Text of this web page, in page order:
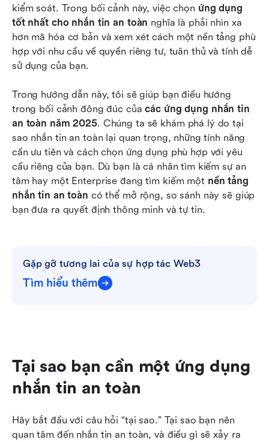
kiểm soát. Trong bối cảnh này, việc chọn ứng dụng
tốt nhất cho nhắn tin an toàn nghĩa là phải nhìn xa
hơn mã hóa cơ bản và xem xét cách một nền tảng phù
hợp với nhu cầu về quyền riêng tư, tuân thủ và tính dễ
sử dụng của bạn.
Trong hướng dẫn này, tôi sẽ giúp bạn điều hướng
trong bối cảnh đông đúc của các ứng dụng nhắn tin
an toàn năm 2025. Chúng ta sẽ khám phá lý do tại
sao nhắn tin an toàn lại quan trọng, những tính năng
cần ưu tiên và cách chọn ứng dụng phù hợp với yêu
cầu riêng của bạn. Dù bạn là cá nhân tìm kiếm sự an
tâm hay một Enterprise đang tìm kiếm một nền tảng
nhắn tin an toàn có thể mở rộng, so sánh này sẽ giúp
bạn đưa ra quyết định thông minh và tự tin.
Gặp gỡ tương lai của sự hợp tác Web3
Tìm hiểu thêm
Tại sao bạn cần một ứng dụng
nhắn tin an toàn
Hãy bắt đầu với câu hỏi “tại sao.” Tại sao bạn nên
quan tâm đến nhắn tin an toàn, và điều gì sẽ xảy ra